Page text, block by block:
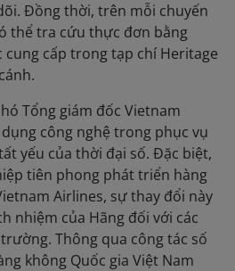
Đồng thời, trên mỗi chuyến
thể tra cứu thực đơn bằng
cung cấp trong tạp chí Heritage
Tổng giám đốc Vietnam
công nghệ trong phục vụ
yếu của thời đại số. Đặc biệt,
tiên phong phát triển hàng
Airlines, sự thay đổi này
nhiệm của Hãng đối với các
Thông qua công tác số
không Quốc gia Việt Nam